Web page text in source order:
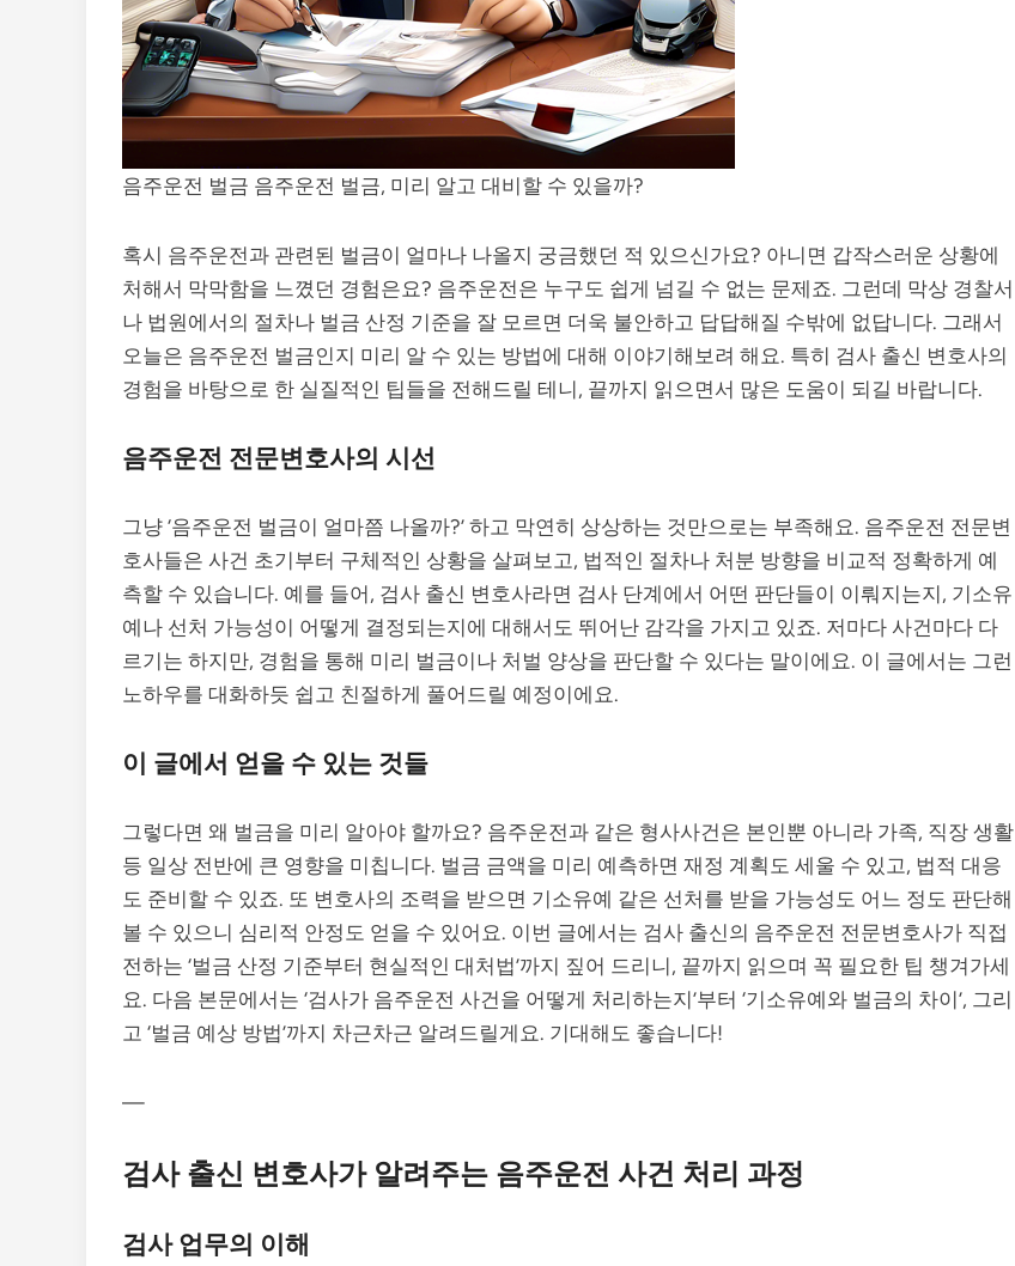
음주운전 벌금 음주운전 벌금, 미리 알고 대비할 수 있을까?
혹시 음주운전과 관련된 벌금이 얼마나 나올지 궁금했던 적 있으신가요? 아니면 갑작스러운 상황에
처해서 막막함을 느꼈던 경험은요? 음주운전은 누구도 쉽게 넘길 수 없는 문제죠. 그런데 막상 경찰서
나 법원에서의 절차나 벌금 산정 기준을 잘 모르면 더욱 불안하고 답답해질 수밖에 없답니다. 그래서
오늘은 음주운전 벌금인지 미리 알 수 있는 방법에 대해 이야기해보려 해요. 특히 검사 출신 변호사의
경험을 바탕으로 한 실질적인 팁들을 전해드릴 테니, 끝까지 읽으면서 많은 도움이 되길 바랍니다.
음주운전 전문변호사의 시선
그냥 ‘음주운전 벌금이 얼마쯤 나올까?’ 하고 막연히 상상하는 것만으로는 부족해요. 음주운전 전문변
호사들은 사건 초기부터 구체적인 상황을 살펴보고, 법적인 절차나 처분 방향을 비교적 정확하게 예
측할 수 있습니다. 예를 들어, 검사 출신 변호사라면 검사 단계에서 어떤 판단들이 이뤄지는지, 기소유
예나 선처 가능성이 어떻게 결정되는지에 대해서도 뛰어난 감각을 가지고 있죠. 저마다 사건마다 다
르기는 하지만, 경험을 통해 미리 벌금이나 처벌 양상을 판단할 수 있다는 말이에요. 이 글에서는 그런
노하우를 대화하듯 쉽고 친절하게 풀어드릴 예정이에요.
이 글에서 얻을 수 있는 것들
그렇다면 왜 벌금을 미리 알아야 할까요? 음주운전과 같은 형사사건은 본인뿐 아니라 가족, 직장 생활
등 일상 전반에 큰 영향을 미칩니다. 벌금 금액을 미리 예측하면 재정 계획도 세울 수 있고, 법적 대응
도 준비할 수 있죠. 또 변호사의 조력을 받으면 기소유예 같은 선처를 받을 가능성도 어느 정도 판단해
볼 수 있으니 심리적 안정도 얻을 수 있어요. 이번 글에서는 검사 출신의 음주운전 전문변호사가 직접
전하는 ‘벌금 산정 기준부터 현실적인 대처법’까지 짚어 드리니, 끝까지 읽으며 꼭 필요한 팁 챙겨가세
요. 다음 본문에서는 ‘검사가 음주운전 사건을 어떻게 처리하는지’부터 ‘기소유예와 벌금의 차이’, 그리
고 ‘벌금 예상 방법’까지 차근차근 알려드릴게요. 기대해도 좋습니다!
—
검사 출신 변호사가 알려주는 음주운전 사건 처리 과정
검사 업무의 이해